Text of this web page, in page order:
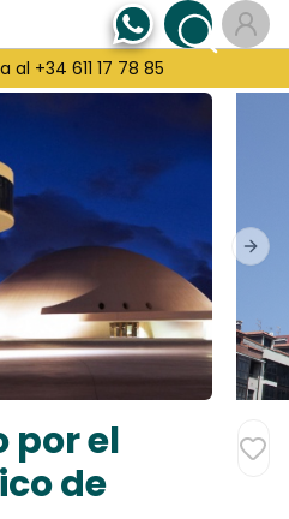
al +34 611 17 78 85
por el
de